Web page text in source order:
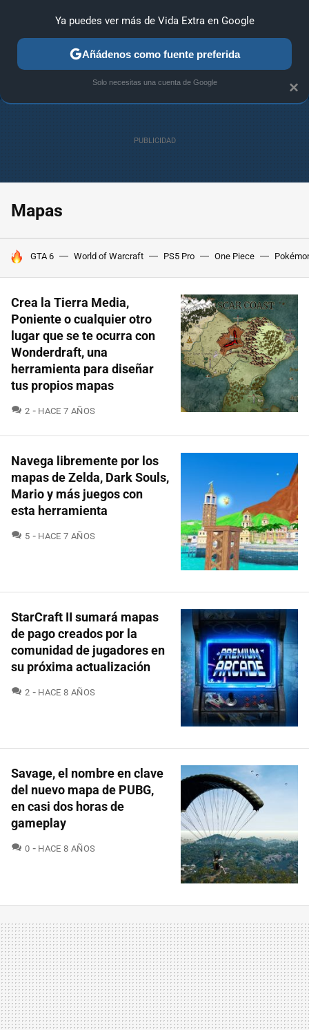
ANÁLISIS GUÍAS Y TRUCOS PC SONY NINTENDO
Mapas
HOY SE HABLA DE
GTA 6 World of Warcraft PS5 Pro One Piece
Crea la Tierra Media,
Poniente o cualquier otro
lugar que se te ocurra con
Wonderdraft, una
herramienta para diseñar
tus propios mapas
2 COMENTARIOS
HACE 7 AÑOS
Navega libremente por los
mapas de Zelda, Dark Souls,
Mario y más juegos con
esta herramienta
5 COMENTARIOS
HACE 7 AÑOS
StarCraft II sumará mapas
de pago creados por la
comunidad de jugadores en
su próxima actualización
2 COMENTARIOS
HACE 8 AÑOS
Savage, el nombre en clave
del nuevo mapa de PUBG,
en casi dos horas de
gameplay
0 COMENTARIOS
HACE 8 AÑOS
×
Ya puedes ver más de Vida Extra en Google
Añádenos como fuente preferida
Solo necesitas una cuenta de Google